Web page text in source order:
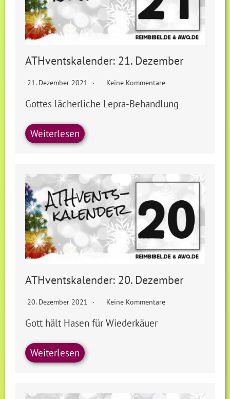
ATHventskalender: 21. Dezember
21. Dezember 2021 Keine Kommentare
Gottes lächerliche Lepra-Behandlung
Weiterlesen
ATHventskalender: 20. Dezember
20. Dezember 2021 Keine Kommentare
Gott hält Hasen für Wiederkäuer
Weiterlesen